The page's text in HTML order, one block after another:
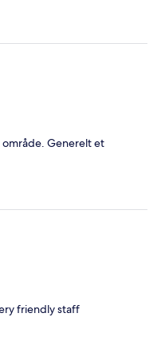
Generelt et
friendly staff